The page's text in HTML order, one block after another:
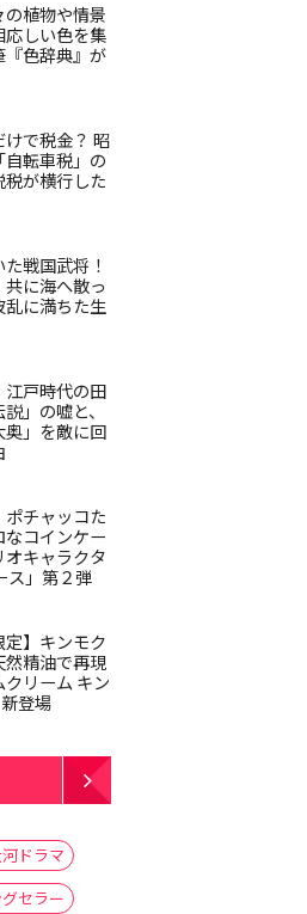
の植物や情景
応しい色を集
『色辞典』が
けで税金？ 昭
転車税」の
が横行した
戦国武将！
に海へ散っ
乱に満ちた生
戸時代の田
」の嘘と、
」を敵に回
チャッコた
コインケー
オキャラクタ
ス」第２弾
定】キンモク
精油で再現
クリーム キン
登場
ドラマ
セラー